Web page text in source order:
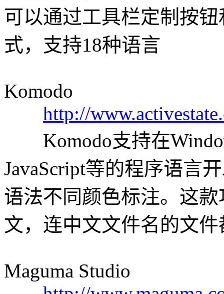
可以通过工具栏定制按
式，支持18种语言
Komodo
http://
Komodo支持在
JavaScript等的程序语言
语法不同颜色标注。这
文，连中文文件名的文
Maguma Studio